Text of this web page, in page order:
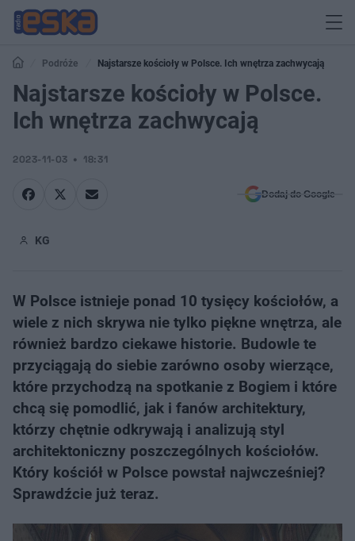
Podróże Najstarsze kościoły w Polsce. Ich wnętrza zachwycają
Najstarsze kościoły w Polsce.
Ich wnętrza zachwycają
2023-11-03 18:31
Dodaj do Google
KG
W Polsce istnieje ponad 10 tysięcy kościołów, a
wiele z nich skrywa nie tylko piękne wnętrza, ale
również bardzo ciekawe historie. Budowle te
przyciągają do siebie zarówno osoby wierzące,
które przychodzą na spotkanie z Bogiem i które
chcą się pomodlić, jak i fanów architektury,
którzy chętnie odkrywają i analizują styl
architektoniczny poszczególnych kościołów.
Który kościół w Polsce powstał najwcześniej?
Sprawdźcie już teraz.